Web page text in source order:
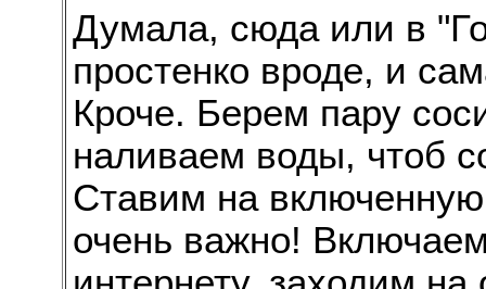
Думала, сюда или в
простенко вроде, и
Кроче. Берем пару
наливаем воды, чтоб
Ставим на
очень важно!